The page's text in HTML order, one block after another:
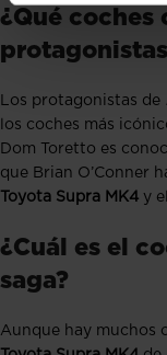
¿Qué coches
Los protagonistas de
los coches más
Dom Toretto es
que Brian O’Conner
Toyota Supra MK4 y el
¿Cuál es el
saga?
Aunque hay muchos